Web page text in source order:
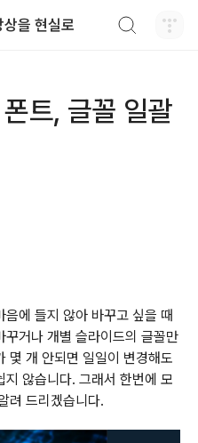
을 현실로
트, 글꼴 일괄
에 들지 않아 바꾸고 싶을 때
거나 개별 슬라이드의 글꼴만
몇 개 안되면 일일이 변경해도
지 않습니다. 그래서 한번에 모
려 드리겠습니다.